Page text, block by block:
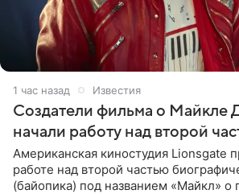
1 час назад Известия
Создатели фильма о Майкле
начали работу над второй
Американская киностудия Lionsgate
работе над второй частью
(байопика) под названием «Майкл» о